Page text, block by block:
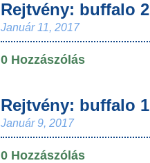
Rejtvény: buffalo
Január 11, 2017
0 Hozzászólás
Rejtvény: buffalo
Január 9, 2017
0 Hozzászólás